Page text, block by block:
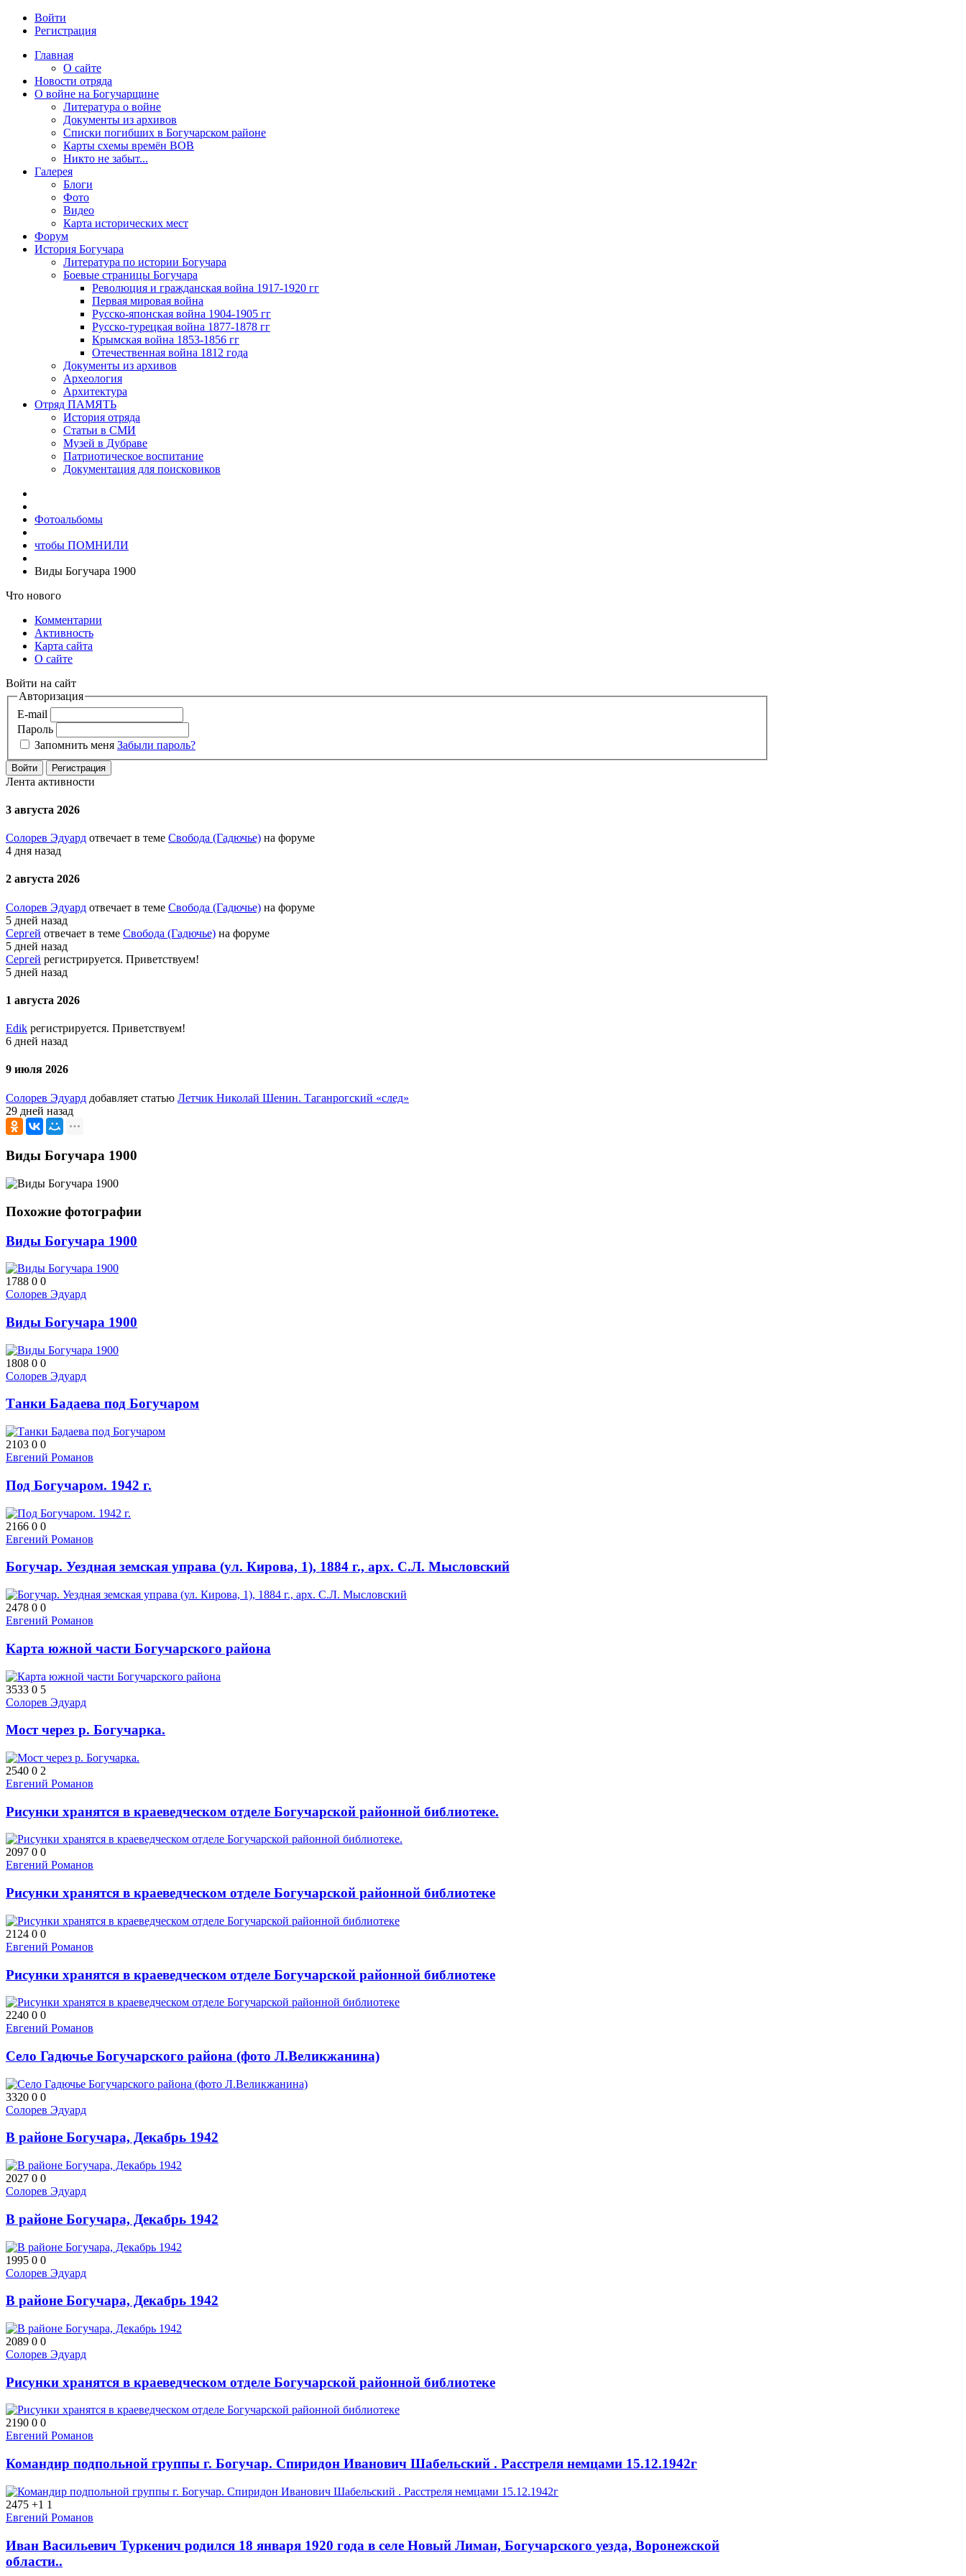
Войти
Регистрация
Главная
О сайте
Новости отряда
О войне на Богучарщине
Литература о войне
Документы из архивов
Списки погибших в Богучарском районе
Карты схемы времён ВОВ
Никто не забыт...
Галерея
Блоги
Фото
Видео
Карта исторических мест
Форум
История Богучара
Литература по истории Богучара
Боевые страницы Богучара
Революция и гражданская война 1917-1920 гг
Первая мировая война
Русско-японская война 1904-1905 гг
Русско-турецкая война 1877-1878 гг
Крымская война 1853-1856 гг
Отечественная война 1812 года
Документы из архивов
Археология
Архитектура
Отряд ПАМЯТЬ
История отряда
Статьи в СМИ
Музей в Дубраве
Патриотическое воспитание
Документация для поисковиков
Фотоальбомы
чтобы ПОМНИЛИ
Виды Богучара 1900
Что нового
Комментарии
Активность
Карта сайта
О сайте
Войти на сайт
Авторизация
E-mail
Пароль
Запомнить меня Забыли пароль?
Войти Регистрация
Лента активности
3 августа 2026
Солорев Эдуард отвечает в теме Свобода (Гадючье) на форуме
4 дня назад
2 августа 2026
Солорев Эдуард отвечает в теме Свобода (Гадючье) на форуме
5 дней назад
Сергей отвечает в теме Свобода (Гадючье) на форуме
5 дней назад
Сергей регистрируется. Приветствуем!
5 дней назад
1 августа 2026
Edik регистрируется. Приветствуем!
6 дней назад
9 июля 2026
Солорев Эдуард добавляет статью Летчик Николай Шенин. Таганрогский «след»
29 дней назад
Виды Богучара 1900
Похожие фотографии
Виды Богучара 1900
1788 0 0
Солорев Эдуард
Виды Богучара 1900
1808 0 0
Солорев Эдуард
Танки Бадаева под Богучаром
2103 0 0
Евгений Романов
Под Богучаром. 1942 г.
2166 0 0
Евгений Романов
Богучар. Уездная земская управа (ул. Кирова, 1), 1884 г., арх. С.Л. Мысловский
2478 0 0
Евгений Романов
Карта южной части Богучарского района
3533 0 5
Солорев Эдуард
Мост через р. Богучарка.
2540 0 2
Евгений Романов
Рисунки хранятся в краеведческом отделе Богучарской районной библиотеке.
2097 0 0
Евгений Романов
Рисунки хранятся в краеведческом отделе Богучарской районной библиотеке
2124 0 0
Евгений Романов
Рисунки хранятся в краеведческом отделе Богучарской районной библиотеке
2240 0 0
Евгений Романов
Село Гадючье Богучарского района (фото Л.Великжанина)
3320 0 0
Солорев Эдуард
В районе Богучара, Декабрь 1942
2027 0 0
Солорев Эдуард
В районе Богучара, Декабрь 1942
1995 0 0
Солорев Эдуард
В районе Богучара, Декабрь 1942
2089 0 0
Солорев Эдуард
Рисунки хранятся в краеведческом отделе Богучарской районной библиотеке
2190 0 0
Евгений Романов
Командир подпольной группы г. Богучар. Спиридон Иванович Шабельский . Расстреля немцами 15.12.1942г
2475 +1 1
Евгений Романов
Иван Васильевич Туркенич родился 18 января 1920 года в селе Новый Лиман, Богучарского уезда, Воронежской
области..